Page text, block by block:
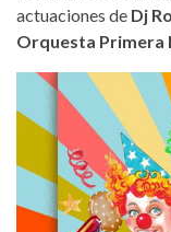
actuaciones de Dj
Orquesta Primera
carnaval-
cartel.jpg